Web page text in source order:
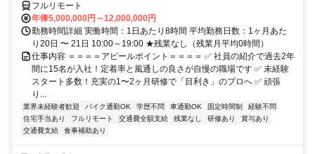
フルリモート
年俸5,000,000円～12,000,000円
勤務時間詳細 実働時間：1日あたり8時間 平均勤務日数：1ヶ月あた
り20日 〜 21日 10:00～19:00 ★残業なし（残業月平均0時間）
仕事内容 ＝＝＝＝アピールポイント＝＝＝＝ ✅ 社員の紹介で過去2年
間に15名が入社！定着率と風通しの良さが自慢の職場です ✅ 未経験
スタート多数！充実の1〜2ヶ月研修で「目利き」のプロへ ✅ 頑張
り...
業界未経験者歓迎 バイク通勤OK 学歴不問 車通勤OK 固定時間制
経験不問
住宅手当あり
フルリモート 交通費全額支給 残業なし 研修あり
賞与あり
交通費支給
食事補助あり